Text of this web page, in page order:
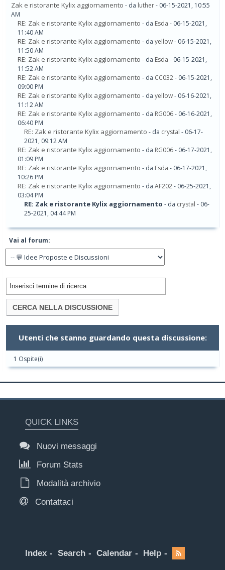
Zak e ristorante Kylix aggiornamento - da luther- 06-15-2021, 10:55
AM
RE: Zak e ristorante Kylix aggiornamento - da Esda - 06-15-2021,
11:40 AM
RE: Zak e ristorante Kylix aggiornamento - da yellow- 06-15-2021,
11:50 AM
RE: Zak e ristorante Kylix aggiornamento - da Esda - 06-15-2021,
11:52 AM
RE: Zak e ristorante Kylix aggiornamento - da CC032- 06-15-2021,
09:00 PM
RE: Zak e ristorante Kylix aggiornamento - da yellow- 06-16-2021,
11:12 AM
RE: Zak e ristorante Kylix aggiornamento - da RG006- 06-16-2021,
06:40 PM
RE: Zak e ristorante Kylix aggiornamento - da crystal - 06-17-
2021, 09:12 AM
RE: Zak e ristorante Kylix aggiornamento - da RG006- 06-17-2021,
01:09 PM
RE: Zak e ristorante Kylix aggiornamento - da Esda - 06-17-2021,
10:26 PM
RE: Zak e ristorante Kylix aggiornamento - da AF202- 06-25-2021,
03:04 PM
RE: Zak e ristorante Kylix aggiornamento - da crystal - 06-
25-2021, 04:44 PM
Vai al forum:
Utenti che stanno guardando questa discussione:
1 Ospite(i)
QUICK LINKS
Nuovi messaggi
Forum Stats
Modalità archivio
Contattaci
Index Search Calendar Help